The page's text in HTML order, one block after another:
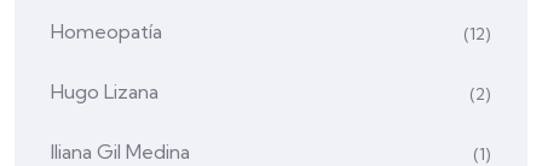
Homeopatía (12)
Hugo Lizana (2)
Iliana Gil Medina (1)